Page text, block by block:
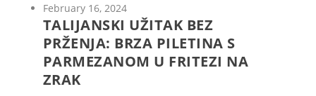
February 16, 2024
TALIJANSKI UŽITAK BEZ
PRŽENJA: BRZA PILETINA S
PARMEZANOM U FRITEZI NA
ZRAK